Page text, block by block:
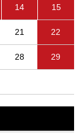
14 15
21 22
28 29